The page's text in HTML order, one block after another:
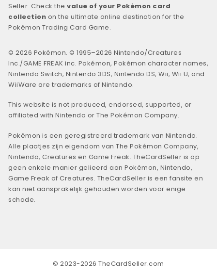
Seller. Check thevalue of your Pokémon card
collection on the ultimate online destination for the
Pokémon Trading Card Game.
© 2026 Pokémon. © 1995–2026 Nintendo/Creatures
Inc./GAME FREAK inc. Pokémon, Pokémon character names,
Nintendo Switch, Nintendo 3DS, Nintendo DS, Wii, Wii U, and
WiiWare are trademarks of Nintendo.
This website is not produced, endorsed, supported, or
affiliated with Nintendo or The Pokémon Company.
Pokémon is een geregistreerd trademark van Nintendo.
Alle plaatjes zijn eigendom van The Pokémon Company,
Nintendo, Creatures en Game Freak. TheCardSeller is op
geen enkele manier gelieerd aan Pokémon, Nintendo,
Game Freak of Creatures. TheCardSeller is een fansite en
kan niet aansprakelijk gehouden worden voor enige
schade.
© 2023-2026 TheCardSeller.com